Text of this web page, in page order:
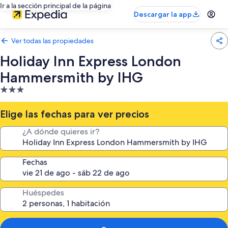
Ir a la sección principal de la página
Descargar la app
Ver todas las propiedades
Holiday Inn Express London
Hammersmith by IHG
Propiedad
de
3.0
estrellas
Elige las fechas para ver precios
¿A dónde quieres ir?
Fechas
Huéspedes